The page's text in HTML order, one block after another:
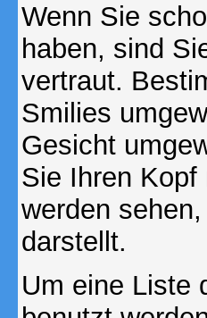
Wenn Sie
haben, sind
vertraut.
Smilies
Gesicht
Sie Ihren Kopf
werden
darstellt.
Um eine Liste